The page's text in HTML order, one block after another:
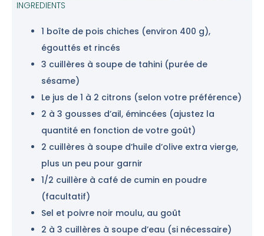
INGREDIENTS
1 boîte de pois chiches (environ 400 g),
égouttés et rincés
3 cuillères à soupe de tahini (purée de
sésame)
Le jus de 1 à 2 citrons (selon votre préférence)
2 à 3 gousses d’ail, émincées (ajustez la
quantité en fonction de votre goût)
2 cuillères à soupe d’huile d’olive extra vierge,
plus un peu pour garnir
1/2 cuillère à café de cumin en poudre
(facultatif)
Sel et poivre noir moulu, au goût
2 à 3 cuillères à soupe d’eau (si nécessaire)